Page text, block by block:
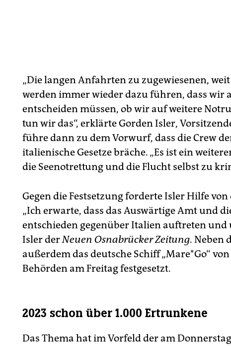
„Die langen Anfahrten zu zugewiesenen,
werden immer wieder dazu führen, dass wir
entscheiden müssen, ob wir auf weitere
tun wir das“, erklärte Gorden Isler,
führe dann zu dem Vorwurf, dass die Crew
italienische Gesetze bräche. „Es ist ein
die Seenotrettung und die Flucht selbst zu
Gegen die Festsetzung forderte Isler Hilfe
„Ich erwarte, dass das Auswärtige Amt und
entschieden gegenüber Italien auftreten und
Isler derNeuen Osnabrücker Zeitung. Neben
außerdem das deutsche Schiff „Mare*Go“
Behörden am Freitag festgesetzt.
2023 schon über 1.000 Ertrunkene
Das Thema hat im Vorfeld der am